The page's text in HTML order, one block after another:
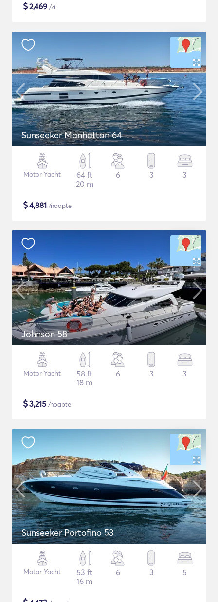
$2,469 /zi
Sunseeker Manhattan 64
Motor Yacht
64 ft
20 m
6 3 3
$4,881 /noapte
Johnson 58
Motor Yacht
58 ft
18 m
6 3 3
$3,215 /noapte
Sunseeker Portofino 53
Motor Yacht
53 ft
16 m
6 3 5